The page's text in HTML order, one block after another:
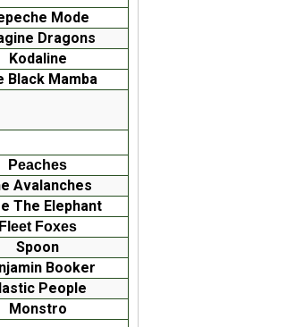
Mode
Dragons
Kodaline
Black Mamba
Peaches
Avalanches
The Elephant
Fleet Foxes
Spoon
Booker
People
Monstro